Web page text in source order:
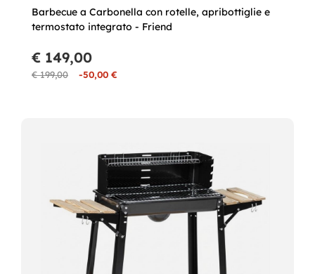
Barbecue a Carbonella con rotelle, apribottiglie e
termostato integrato - Friend
€ 199,00 -50,00 €
€ 149,00